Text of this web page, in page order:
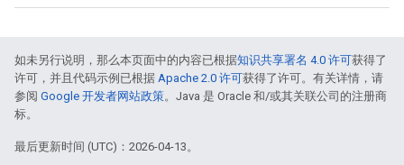
如未另行说明，那么本页面中的内容已根据知识共享署名 4.0 许可获得了
许可，并且代码示例已根据 Apache 2.0 许可获得了许可。有关详情，请
参阅 Google 开发者网站政策。Java 是 Oracle 和/或其关联公司的注册商
标。
最后更新时间 (UTC)：2026-04-13。